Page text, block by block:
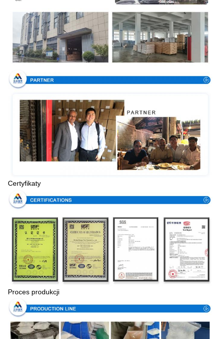
Certyfikaty
Proces produkcji